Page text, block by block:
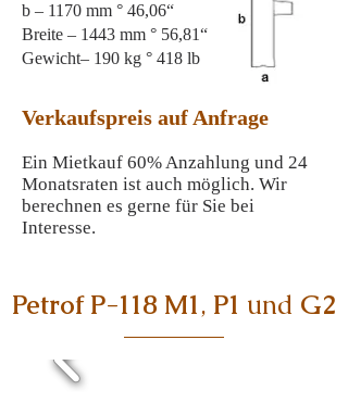
b – 1170 mm ° 46,06“
Breite – 1443 mm ° 56,81“
Gewicht– 190 kg ° 418 lb
Verkaufspreis auf Anfrage
Ein Mietkauf 60% Anzahlung und 24
Monatsraten ist auch möglich. Wir
berechnen es gerne für Sie bei
Interesse.
Petrof P-118 M1, P1 und G2